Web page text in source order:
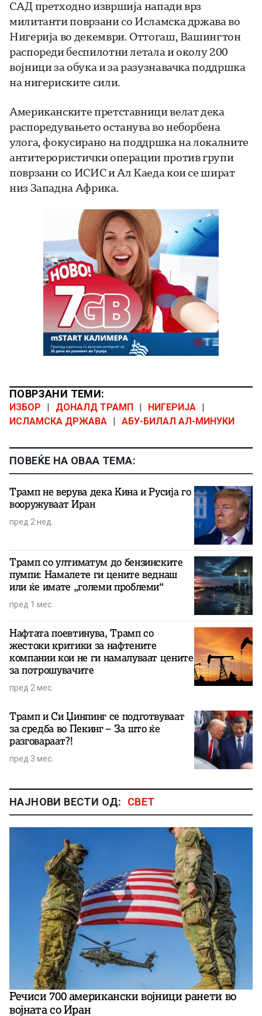
САД претходно извршија напади врз
милитанти поврзани со Исламска држава во
Нигерија во декември. Оттогаш, Вашингтон
распореди беспилотни летала и околу 200
војници за обука и за разузнавачка поддршка
на нигериските сили.
Американските претставници велат дека
распоредувањето останува во неборбена
улога, фокусирано на поддршка на локалните
антитерористички операции против групи
поврзани со ИСИС и Ал Каеда кои се шират
низ Западна Африка.
ПОВРЗАНИ ТЕМИ:
ИЗБОР ДОНАЛД ТРАМП НИГЕРИЈА
ИСЛАМСКА ДРЖАВА
АБУ-БИЛАЛ АЛ-МИНУКИ
ПОВЕЌЕ НА ОВАА ТЕМА:
Трамп не верува дека Кина и Русија го
вооружуваат Иран
пред 2 нед.
Трамп со ултиматум до бензинските
пумпи: Намалете ги цените веднаш
или ќе имате „големи проблеми“
пред 1 мес.
Нафтата поевтинува, Трамп со
жестоки критики за нафтените
компании кои не ги намалуваат цените
за потрошувачите
пред 2 мес.
Трамп и Си Џинпинг се подготвуваат
за средба во Пекинг – За што ќе
разговараат?!
пред 3 мес.
НАЈНОВИ ВЕСТИ ОД: СВЕТ
Речиси 700 американски војници ранети во
војната со Иран